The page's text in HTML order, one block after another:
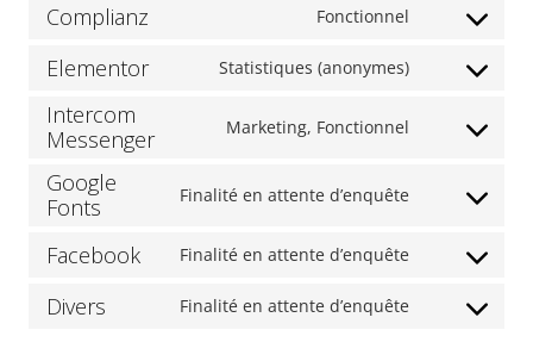
google-
adsense
google-
Complianz Fonctionnel
Consent
complianz
Elementor Statistiques (anonymes)
Consent
Intercom
Messenger
Marketing, Fonctionnel
Consent
service
Google
Fonts
Finalité en attente d’enquête
Consent
google-
Facebook Finalité en attente d’enquête
Consent
Divers Finalité en attente d’enquête
Consent